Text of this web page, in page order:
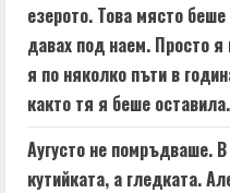
езерото. Това място
давах под наем. Просто
я по няколко пъти в
както тя я беше оставила.
Аугусто не помръдваше.
кутийката, а гледката.